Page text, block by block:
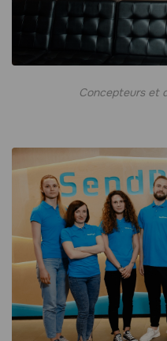
Concepteurs et